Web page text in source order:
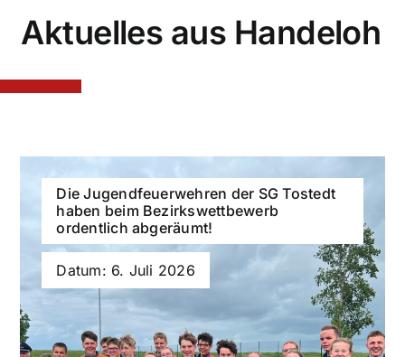
Aktuelles aus Handeloh
Die Jugendfeuerwehren der SG Tostedt
haben beim Bezirkswettbewerb
ordentlich abgeräumt!
Datum: 6. Juli 2026